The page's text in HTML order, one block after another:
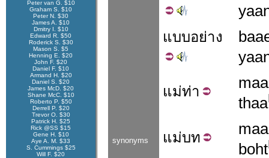
Peter van G. $10
Graham S. $10
Peter N. $30
James A. $10
Dmitry I. $10
Edward R. $50
Roderick S. $30
Mason S. $5
Henning E. $20
John F. $20
Daniel F. $10
Armand H. $20
Daniel S. $20
James McD. $20
Shane McC. $10
Roberto P. $50
Derrell P. $20
Trevor O. $30
Patrick H. $25
Rick @SS $15
Gene H. $10
Aye A. M. $33
S. Cummings $25
Will F. $20
synonyms
แบบอย่าง
แม่ท่า
thaa
แม่บท
boht